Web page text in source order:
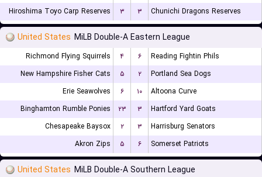
Hiroshima Toyo Carp Reserves
۳ ۳ Chunichi Dragons Reserves
United States MiLB Double-A Eastern League
Richmond Flying Squirrels ۴ ۶
Reading Fightin Phils
New Hampshire Fisher Cats
۵ ۲
Portland Sea Dogs
Erie Seawolves
۶ ۱۰
Altoona Curve
Binghamton Rumble Ponies
۲۳ ۳
Hartford Yard Goats
Chesapeake Baysox
۲ ۳
Harrisburg Senators
Akron Zips
۵ ۶ Somerset Patriots
United States MiLB Double-A Southern League